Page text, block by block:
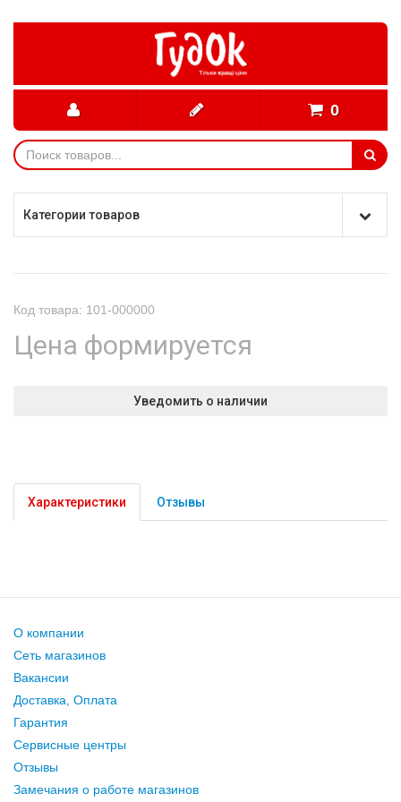
0
Категории товаров
Код товара: 101-000000
Цена формируется
Уведомить о наличии
Характеристики Отзывы
О компании
Сеть магазинов
Вакансии
Доставка, Оплата
Гарантия
Сервисные центры
Отзывы
Замечания о работе магазинов